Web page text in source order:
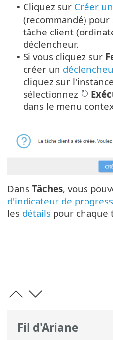
Fil d'Ariane
• Cliquez sur Créer
(recommandé) pour
tâche client
déclencheur.
• Si vous cliquez sur
créer un
cliquez sur
sélectionnez
dans le menu
Dans Tâches, vous
d'indicateur de
les détails pour chaque